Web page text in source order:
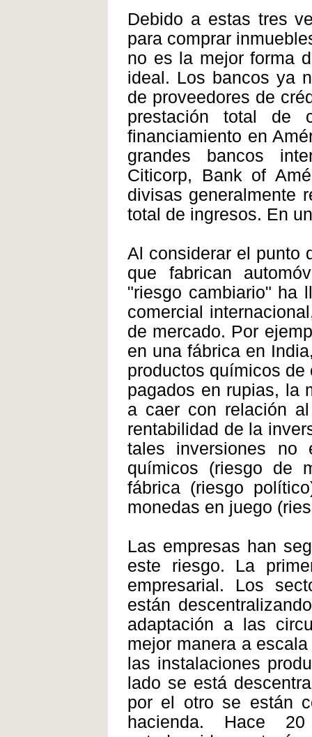
Debido a estas tres
para comprar
no es la mejor forma
ideal. Los bancos ya
de proveedores de
prestación total de
financiamiento en
grandes bancos
Citicorp, Bank of
divisas generalmente
total de ingresos. En
Al considerar el punto
que fabrican
"riesgo cambiario" ha
comercial
de mercado. Por
en una fábrica en
productos químicos
pagados en rupias, la
a caer con relación
rentabilidad de la
tales inversiones no
químicos (riesgo de
fábrica (riesgo
monedas en juego
Las empresas han
este riesgo. La
empresarial. Los
están
adaptación a las
mejor manera a
las instalaciones
lado se está
por el otro se están
hacienda. Hace